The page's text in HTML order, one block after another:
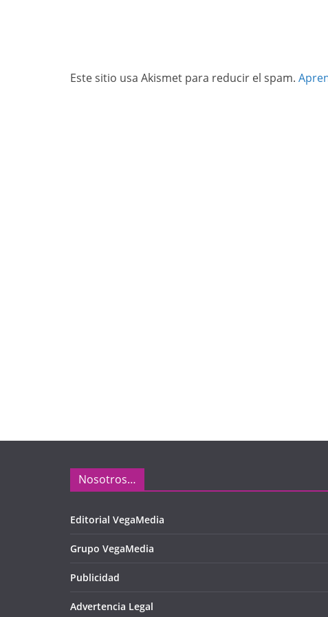
Este sitio usa Akismet para reducir el spam.
Nosotros…
Editorial VegaMedia
Grupo VegaMedia
Publicidad
Advertencia Legal